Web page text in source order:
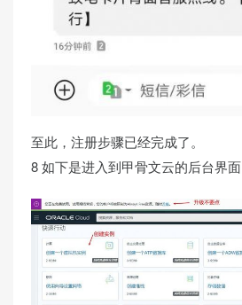
至此，注册步骤已经完成了。
8 如下是进入到甲骨文云的后台界面